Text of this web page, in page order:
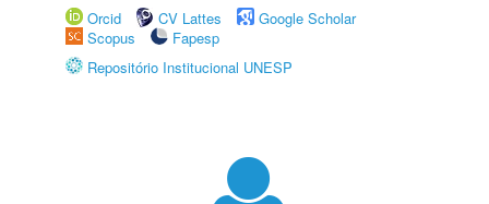
Orcid
CV Lattes
Google Scholar
Scopus
Fapesp
Repositório Institucional UNESP